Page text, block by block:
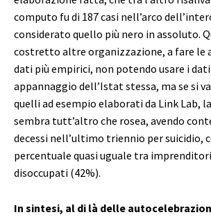
computo fu di 187 casi nell’arco
considerato quello più nero in assoluto.
costretto altre organizzazione, a fare le
dati più empirici, non potendo usare i
appannaggio dell’Istat stessa, ma se si
quelli ad esempio elaborati da Link Lab,
sembra tutt’altro che rosea, avendo
decessi nell’ultimo triennio per suicidio,
percentuale quasi uguale tra
disoccupati (42%).
In sintesi, al di là delle